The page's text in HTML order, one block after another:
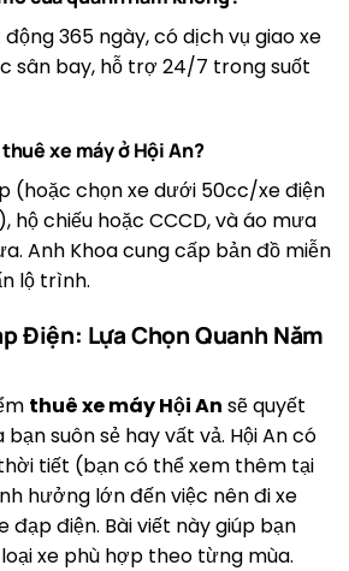
365 ngày, có dịch vụ giao xe
sân bay, hỗ trợ 24/7 trong suốt
xe máy ở Hội An?
(hoặc chọn xe dưới 50cc/xe điện
hộ chiếu hoặc CCCD, và áo mưa
Anh Khoa cung cấp bản đồ miễn
lộ trình.
Điện: Lựa Chọn Quanh Năm
thuê xe máy Hội An sẽ quyết
suôn sẻ hay vất vả. Hội An có
tiết (bạn có thể xem thêm tại
hưởng lớn đến việc nên đi xe
đạp điện. Bài viết này giúp bạn
xe phù hợp theo từng mùa.